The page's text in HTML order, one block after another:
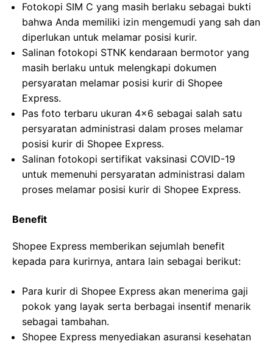
Fotokopi SIM C yang masih berlaku sebagai bukti
bahwa Anda memiliki izin mengemudi yang sah dan
diperlukan untuk melamar posisi kurir.
Salinan fotokopi STNK kendaraan bermotor yang
masih berlaku untuk melengkapi dokumen
persyaratan melamar posisi kurir di Shopee
Express.
Pas foto terbaru ukuran 4×6 sebagai salah satu
persyaratan administrasi dalam proses melamar
posisi kurir di Shopee Express.
Salinan fotokopi sertifikat vaksinasi COVID-19
untuk memenuhi persyaratan administrasi dalam
proses melamar posisi kurir di Shopee Express.
Benefit
Shopee Express memberikan sejumlah benefit
kepada para kurirnya, antara lain sebagai berikut:
Para kurir di Shopee Express akan menerima gaji
pokok yang layak serta berbagai insentif menarik
sebagai tambahan.
Shopee Express menyediakan asuransi kesehatan